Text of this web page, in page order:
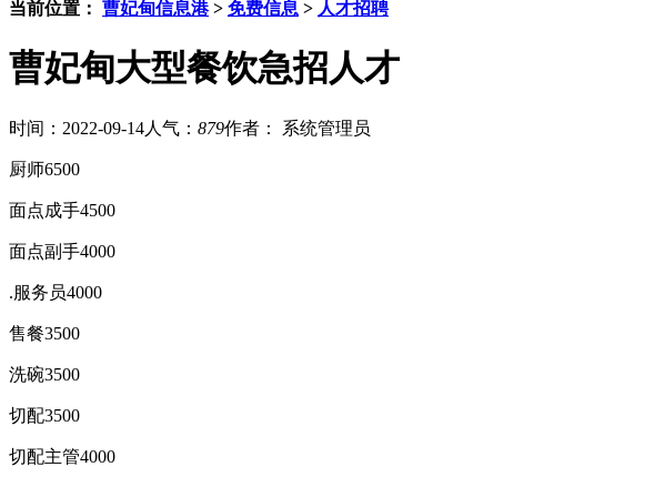
当前位置： 曹妃甸信息港> 免费信息 > 人才招聘
曹妃甸大型餐饮急招人才
时间：2022-09-14人气： 879作者： 系统管理员
厨师6500
面点成手4500
面点副手4000
.服务员4000
售餐3500
洗碗3500
切配3500
切配主管4000